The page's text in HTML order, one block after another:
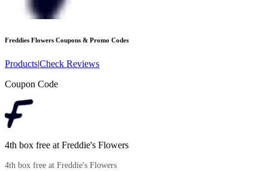
Freddies Flowers Coupons & Promo Codes
Products|Check Reviews
Coupon Code
4th box free at Freddie's Flowers
4th box free at Freddie's Flowers